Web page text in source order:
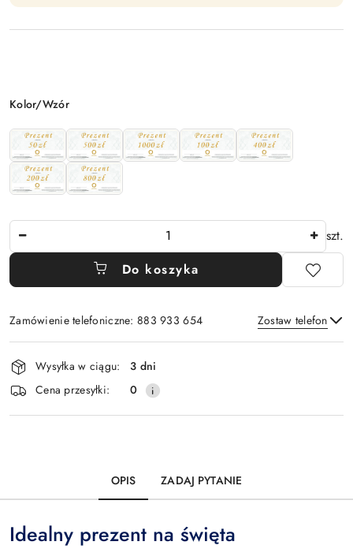
Wariant
Kolor/Wzór
szt.
Do koszyka
Zamówienie telefoniczne: 883 933 654 Zostaw telefon
Wyślij
Dostępność
i
dostawa
Wysyłka w ciągu:
3 dni
Cena przesyłki:
0
OPIS ZADAJ PYTANIE
Idealny prezent na święta